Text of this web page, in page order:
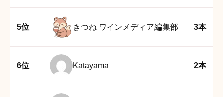
5位 きつね ワインメディア編集部 3本
6位 Katayama 2本